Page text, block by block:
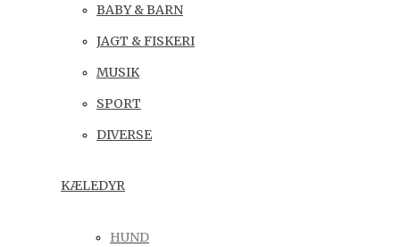
BABY & BARN
JAGT & FISKERI
MUSIK
SPORT
DIVERSE
KÆLEDYR
HUND